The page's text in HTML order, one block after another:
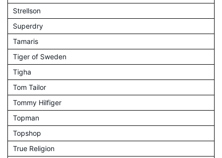
Strellson
Superdry
Tamaris
Tiger of Sweden
Tigha
Tom Tailor
Tommy Hilfiger
Topman
Topshop
True Religion